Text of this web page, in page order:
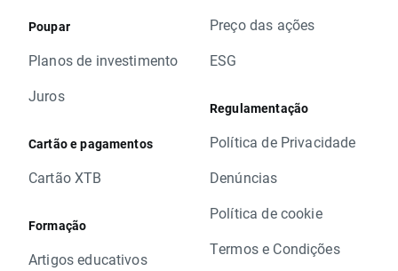
Poupar
Planos de investimento
Juros
Cartão e pagamentos
Cartão XTB
Formação
Artigos educativos
Preço das ações
ESG
Regulamentação
Política de Privacidade
Denúncias
Política de cookie
Termos e Condições